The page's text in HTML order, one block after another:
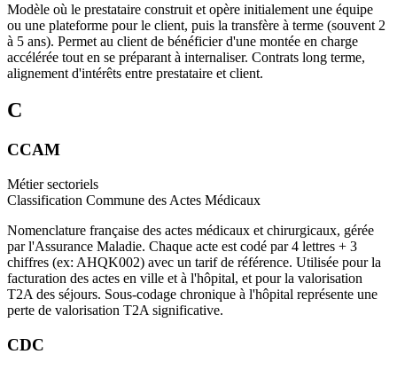
Modèle où le prestataire construit et opère initialement une équipe
ou une plateforme pour le client, puis la transfère à terme (souvent 2
à 5 ans). Permet au client de bénéficier d'une montée en charge
accélérée tout en se préparant à internaliser. Contrats long terme,
alignement d'intérêts entre prestataire et client.
C
CCAM
Métier sectoriels
Classification Commune des Actes Médicaux
Nomenclature française des actes médicaux et chirurgicaux, gérée
par l'Assurance Maladie. Chaque acte est codé par 4 lettres + 3
chiffres (ex: AHQK002) avec un tarif de référence. Utilisée pour la
facturation des actes en ville et à l'hôpital, et pour la valorisation
T2A des séjours. Sous-codage chronique à l'hôpital représente une
perte de valorisation T2A significative.
CDC